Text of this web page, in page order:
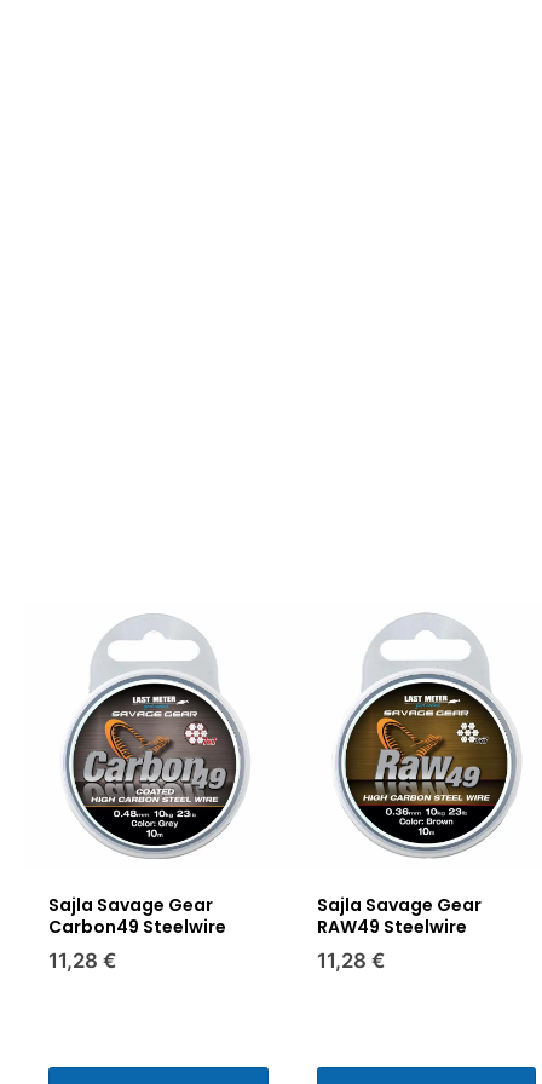
Sajla Savage Gear
Carbon49 Steelwire
11,28 €
Sajla Savage Gear
RAW49 Steelwire
11,28 €